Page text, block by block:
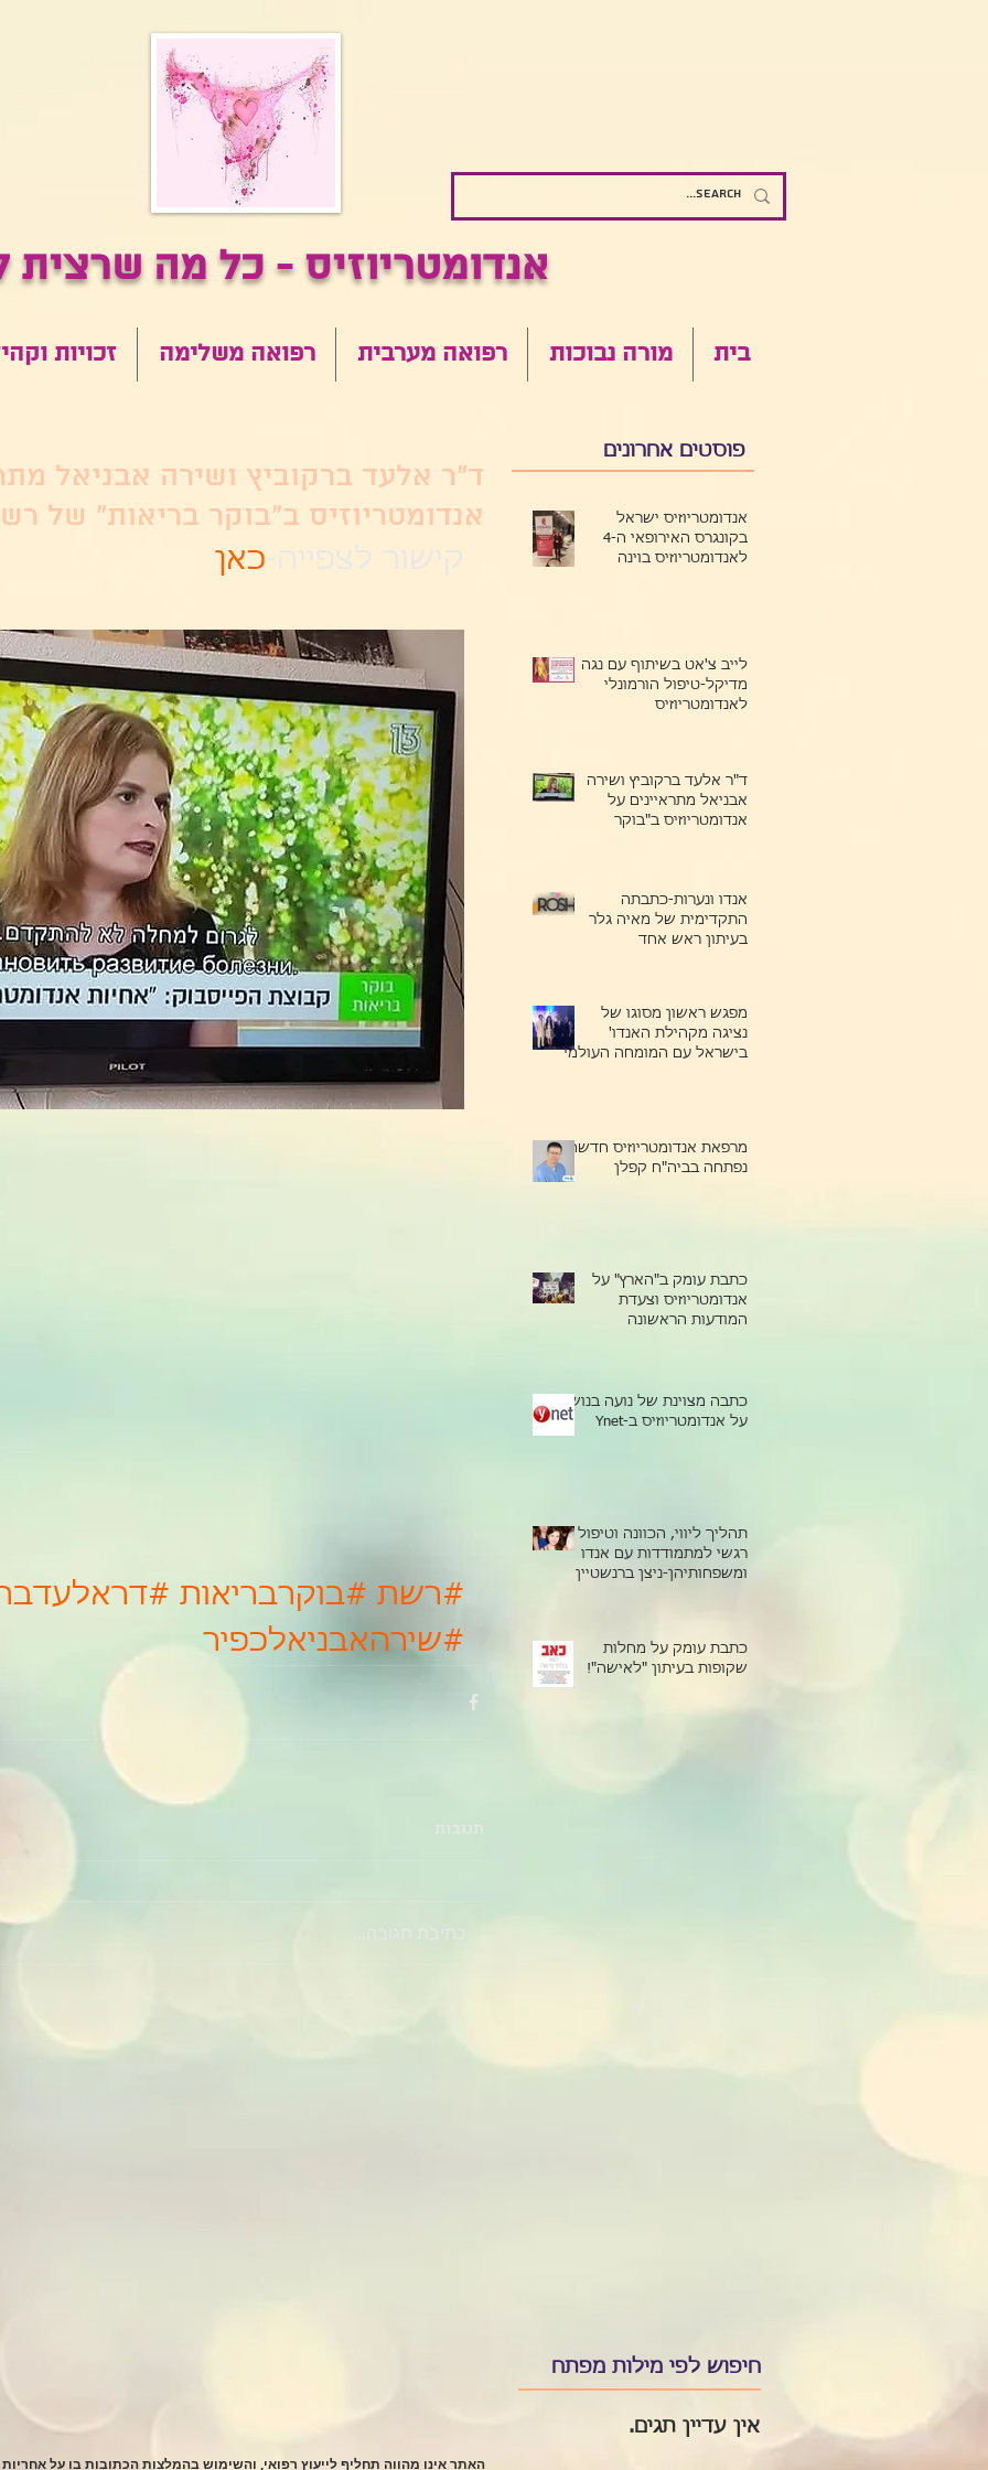
אנדומטריוזיס - כל מה שרצית לדעת
זכויות רפואה משלימה רפואה מערבית מורה נבוכות בית
ד"ר אלעד ברקוביץ ושירה אבניאל
אנדומטריוזיס ב"בוקר בריאות" של
כאן
#רשת #בוקרבריאות
#שירהאבניאלכפיר
תגובות
כתיבת תגובה...
פוסטים אחרונים
אנדומטריוזיס ישראל
בקונגרס האירופאי ה-4
לאנדומטריוזיס בוינה
לייב צ'אט בשיתוף עם נגה
מדיקל-טיפול הורמונלי
לאנדומטריוזיס
ד"ר אלעד ברקוביץ ושירה
אבניאל מתראיינים על
אנדומטריוזיס ב"בוקר
אנדו ונערות-כתבתה
התקדימית של מאיה גלר
בעיתון ראש אחד
מפגש ראשון מסוגו של
נציגה מקהילת האנדו'
בישראל עם המומחה העולמי
מרפאת אנדומטריוזיס חדשה
נפתחה בביה"ח קפלן
כתבת עומק ב"הארץ" על
אנדומטריוזיס וצעדת
המודעות הראשונה
כתבה מצוינת של נועה בנוש
על אנדומטריוזיס ב-Ynet
תהליך ליווי, הכוונה וטיפול
רגשי למתמודדות עם אנדו
ומשפחותיהן-ניצן ברנשטיין
כתבת עומק על מחלות
שקופות בעיתון "לאישה"!
חיפוש לפי מילות מפתח
אין עדיין תגים.
האתר אינו מהווה תחליף לייעוץ רפואי, והשימוש בהמלצות הכתובות בו על